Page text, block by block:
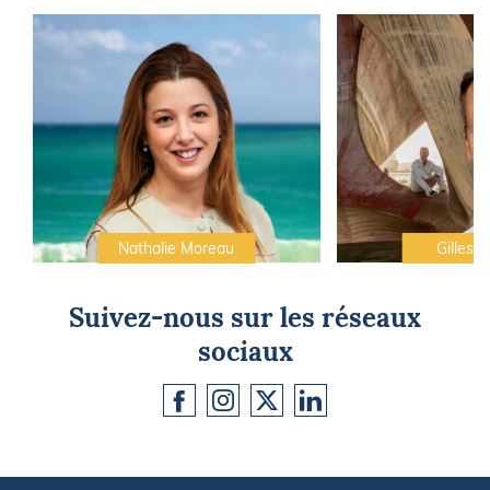
Nathalie Moreau Gilles
Suivez-nous sur les réseaux
sociaux